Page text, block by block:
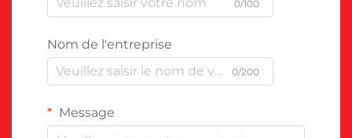
0/100
Nom de l'entreprise
0/200
Message